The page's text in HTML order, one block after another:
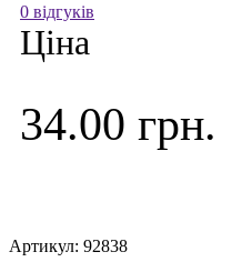
0 відгуків
Ціна
34.00 грн.
Артикул: 92838